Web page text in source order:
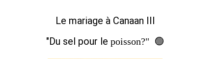
Le mariage à Canaan III
"Du sel pour le poisson?" 🟢